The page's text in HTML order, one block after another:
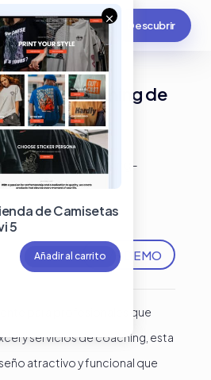
Descubrir
y coaching de
LIVE DEMO
para profesionales que
y servicios de coaching, esta
atractivo y funcional que
×
de Camisetas
5
Añadir al carrito